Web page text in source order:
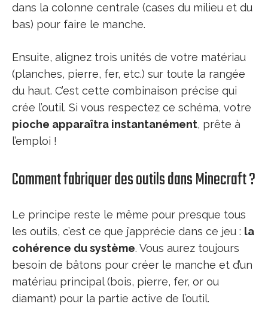
dans la colonne centrale (cases du milieu et du
bas) pour faire le manche.
Ensuite, alignez trois unités de votre matériau
(planches, pierre, fer, etc.) sur toute la rangée
du haut. C’est cette combinaison précise qui
crée l’outil. Si vous respectez ce schéma, votre
pioche apparaîtra instantanément, prête à
l’emploi !
Comment fabriquer des outils dans Minecraft ?
Le principe reste le même pour presque tous
les outils, c’est ce que j’apprécie dans ce jeu : la
cohérence du système. Vous aurez toujours
besoin de bâtons pour créer le manche et d’un
matériau principal (bois, pierre, fer, or ou
diamant) pour la partie active de l’outil.